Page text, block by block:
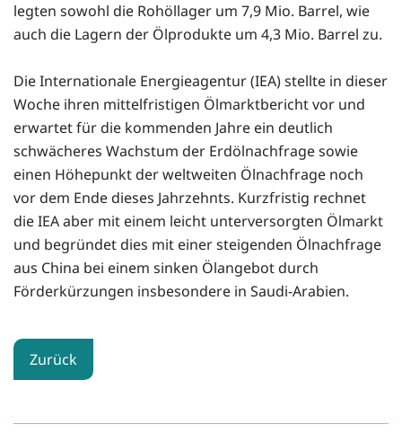
legten sowohl die Rohöllager um 7,9 Mio. Barrel, wie
auch die Lagern der Ölprodukte um 4,3 Mio. Barrel zu.
Die Internationale Energieagentur (IEA) stellte in dieser
Woche ihren mittelfristigen Ölmarktbericht vor und
erwartet für die kommenden Jahre ein deutlich
schwächeres Wachstum der Erdölnachfrage sowie
einen Höhepunkt der weltweiten Ölnachfrage noch
vor dem Ende dieses Jahrzehnts. Kurzfristig rechnet
die IEA aber mit einem leicht unterversorgten Ölmarkt
und begründet dies mit einer steigenden Ölnachfrage
aus China bei einem sinken Ölangebot durch
Förderkürzungen insbesondere in Saudi-Arabien.
Zurück